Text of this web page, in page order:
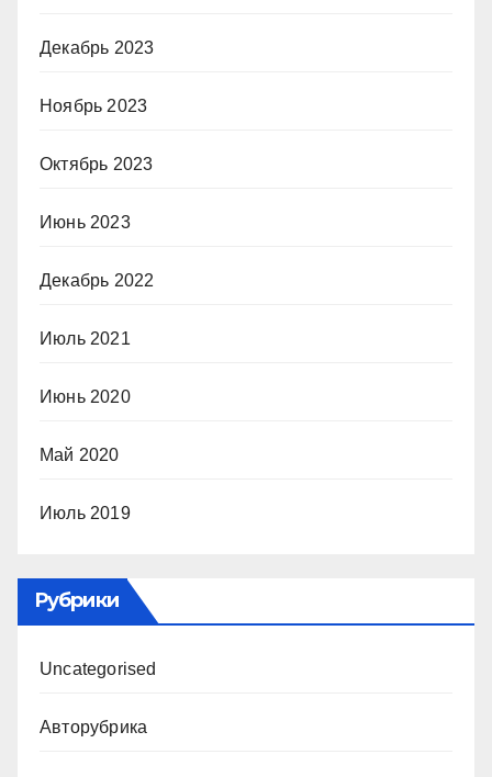
Декабрь 2023
Ноябрь 2023
Октябрь 2023
Июнь 2023
Декабрь 2022
Июль 2021
Июнь 2020
Май 2020
Июль 2019
Рубрики
Uncategorised
Авторубрика